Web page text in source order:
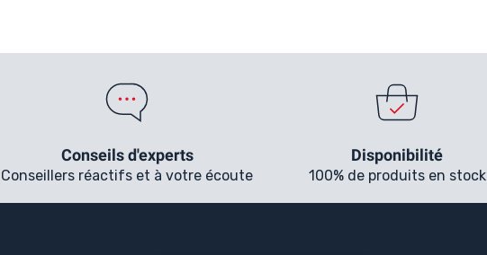
Conseils d'experts
Conseillers réactifs et à votre écoute
Disponibilité
100% de produits en stock